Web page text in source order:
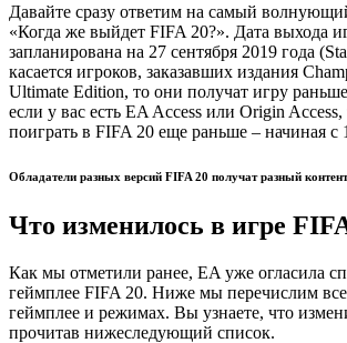
Давайте сразу ответим на самый
«Когда же выйдет FIFA 20?». Дата выхода
запланирована на 27 сентября 2019 года
касается игроков, заказавших издания
Ultimate Edition, то они получат игру
если у вас есть EA Access или Origin
поиграть в FIFA 20 еще раньше – начиная с
Обладатели разных версий FIFA 20 получат разный
Что изменилось в игре
Как мы отметили ранее, EA уже огласила
геймплее FIFA 20. Ниже мы перечислим
геймплее и режимах. Вы узнаете, что
прочитав нижеследующий список.